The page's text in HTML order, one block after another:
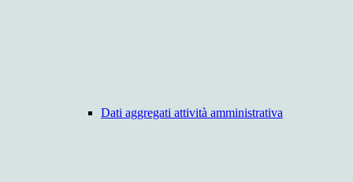
Dati aggregati attività amministrativa